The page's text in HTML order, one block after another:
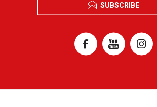
SUBSCRIBE